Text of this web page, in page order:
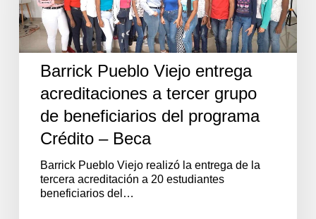
tercer
grupo
de
beneficiarios
Crédito
Barrick Pueblo Viejo entrega
acreditaciones a tercer grupo
de beneficiarios del programa
Crédito – Beca
Barrick Pueblo Viejo realizó la entrega de la
tercera acreditación a 20 estudiantes
beneficiarios del…